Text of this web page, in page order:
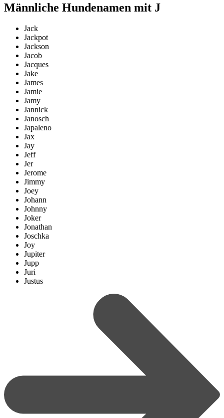
Männliche Hundenamen mit J
Jack
Jackpot
Jackson
Jacob
Jacques
Jake
James
Jamie
Jamy
Jannick
Janosch
Japaleno
Jax
Jay
Jeff
Jer
Jerome
Jimmy
Joey
Johann
Johnny
Joker
Jonathan
Joschka
Joy
Jupiter
Jupp
Juri
Justus